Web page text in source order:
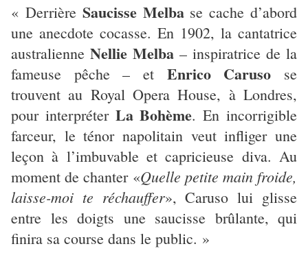
« Derrière Saucisse Melbase cache d’abord
une anecdote cocasse. En 1902, la cantatrice
australienne Nellie Melba – inspiratrice de la
fameuse pêche – et Enrico Caruso se
trouvent au Royal Opera House, à Londres,
pour interpréter La Bohème. En incorrigible
farceur, le ténor napolitain veut infliger une
leçon à l’imbuvable et capricieuse diva. Au
moment de chanter «Quelle petite main froide,
laisse-moi te réchauffer», Caruso lui glisse
entre les doigts une saucisse brûlante, qui
finira sa course dans le public. »